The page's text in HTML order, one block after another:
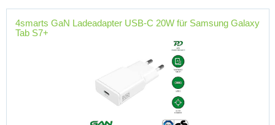
4smarts GaN Ladeadapter USB-C 20W für Samsung Galaxy
Tab S7+